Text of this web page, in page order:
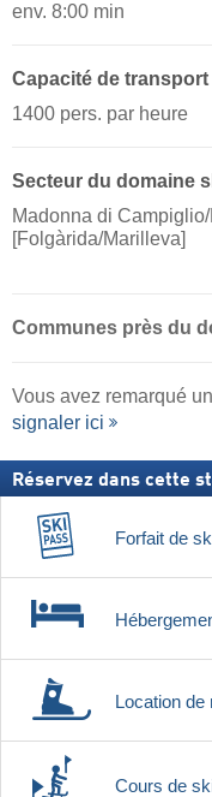
env. 8:00 min
Capacité de transport
1400 pers. par heure
Secteur du domaine
Madonna di
[Folgàrida/​Marilleva]
Communes près du
Vous avez remarqué
signaler ici
Réservez dans cette
Forfait de
Location de
Cours de